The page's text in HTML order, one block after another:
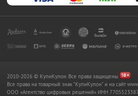
2010-2026 © КупиКупон. Все права защищены.
Все права на товарный знак "КупиКупон" и на сайт
OOO «Агентство цифровых решений» ИНН